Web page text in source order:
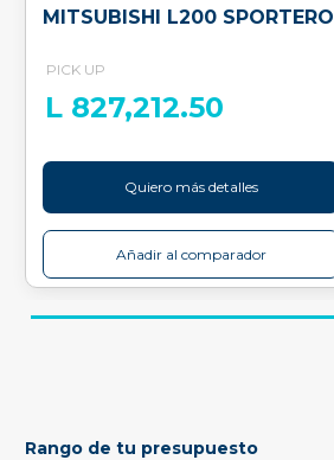
MITSUBISHI L200 SPORTERO
PICK UP
L 827,212.50
Quiero más detalles
Añadir al comparador
Rango de tu presupuesto